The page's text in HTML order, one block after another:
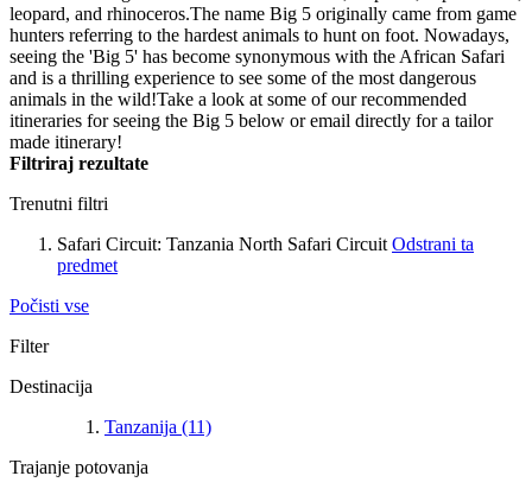
leopard, and rhinoceros.The name Big 5 originally came from game
hunters referring to the hardest animals to hunt on foot. Nowadays,
seeing the 'Big 5' has become synonymous with the African Safari
and is a thrilling experience to see some of the most dangerous
animals in the wild!Take a look at some of our recommended
itineraries for seeing the Big 5 below or email directly for a tailor
made itinerary!
Filtriraj rezultate
Trenutni filtri
Safari Circuit: Tanzania North Safari Circuit Odstrani ta
predmet
Počisti vse
Filter
Destinacija
Tanzanija (11)
Trajanje potovanja